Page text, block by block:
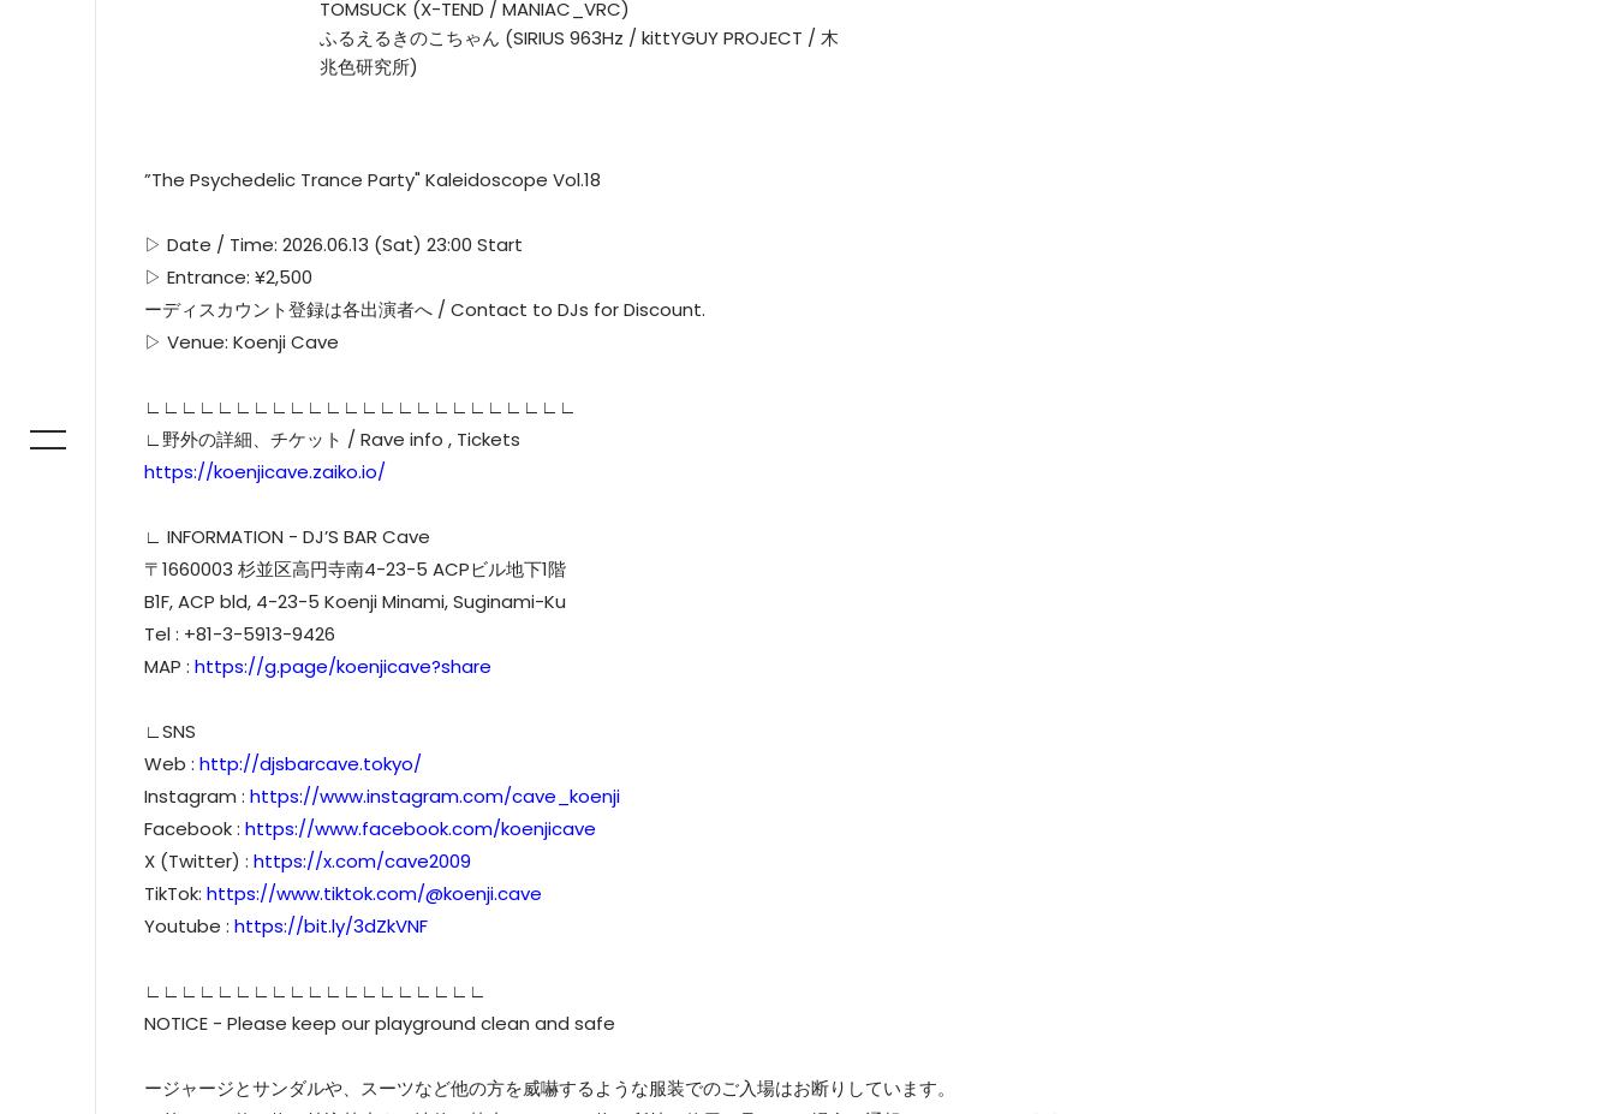
TOMSUCK (X-TEND / MANIAC_VRC)
ふるえるきのこちゃん (SIRIUS 963Hz / kittYGUY PROJECT / 木
兆色研究所)
”The Psychedelic Trance Party" Kaleidoscope Vol.18
▷ Date / Time: 2026.06.13 (Sat) 23:00 Start
▷ Entrance: ¥2,500
ーディスカウント登録は各出演者へ / Contact to DJs for Discount.
▷ Venue: Koenji Cave
∟∟∟∟∟∟∟∟∟∟∟∟∟∟∟∟∟∟∟∟∟∟∟∟
∟野外の詳細、チケット / Rave info , Tickets
https://koenjicave.zaiko.io/
∟ INFORMATION - DJ’S BAR Cave
〒1660003 杉並区高円寺南4-23-5 ACPビル地下1階
B1F, ACP bld, 4-23-5 Koenji Minami, Suginami-Ku
Tel : +81-3-5913-9426
MAP : https://g.page/koenjicave?share
∟SNS
Web : http://djsbarcave.tokyo/
Instagram : https://www.instagram.com/cave_koenji
Facebook : https://www.facebook.com/koenjicave
X (Twitter) : https://x.com/cave2009
TikTok: https://www.tiktok.com/@koenji.cave
Youtube : https://bit.ly/3dZkVNF
∟∟∟∟∟∟∟∟∟∟∟∟∟∟∟∟∟∟∟
NOTICE - Please keep our playground clean and safe
ージャージとサンダルや、スーツなど他の方を威嚇するような服装でのご入場はお断りしています。